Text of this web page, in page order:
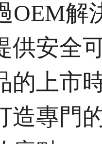
OEM解
供安全
的上市
造專門